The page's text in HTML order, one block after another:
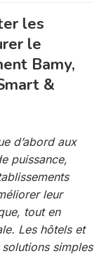
les
le
Bamy,
&
d’abord aux
puissance,
leur
tout en
Les hôtels et
simples